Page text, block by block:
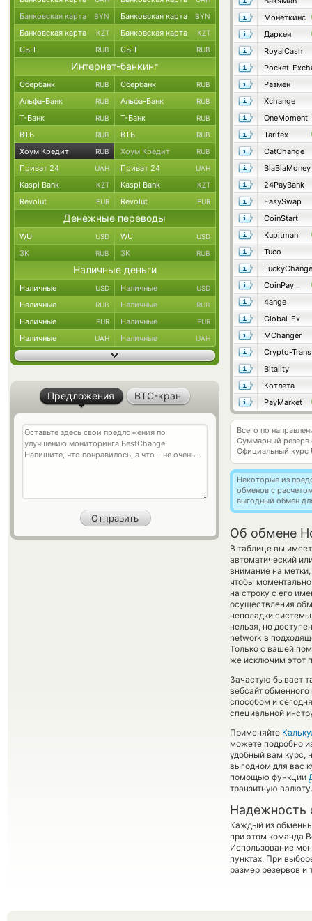
Монеткинс
Даркен
RoyalCash
Pocket-
Размен
Xchange
OneMoment
Tarifex
CatChange
BlaBlaMoney
24PayBank
EasySwap
CoinStart
Kupitman
Tuco
LuckyChange
CoinPayMaster
4ange
Global-Ex
MChanger
Crypto-Trans
Bitality
Котлета
PayMarket
Всего по
Суммарный резерв
Официальный курс
Некоторые из
обменов с
выгодный обмен
Об обмене
В таблице вы
автоматический
внимание на
чтобы
на строку с его
осуществления
неполадки
нельзя, но
network в
Только с вашей
же исключим этот
Зачастую бывает
вебсайт
способом и
специальной
Применяйте
можете подробно
удобный вам курс,
выгодном для вас
помощью функции
транзитную валюту.
Надежность
Каждый из
при этом команда
Использование
пунктах. При
размер резервов и
Банковская карта BYN Банковская карта BYN
Банковская карта KZT Банковская карта KZT
СБП RUB СБП RUB
Интернет-банкинг
Сбербанк RUB Сбербанк RUB
Альфа-Банк RUB Альфа-Банк RUB
Т-Банк RUB Т-Банк RUB
ВТБ RUB ВТБ RUB
Хоум Кредит RUB Хоум Кредит RUB
Приват 24 UAH Приват 24 UAH
Kaspi Bank KZT Kaspi Bank KZT
Revolut EUR Revolut EUR
Денежные переводы
WU USD WU USD
ЗК RUB ЗК RUB
Наличные деньги
Наличные USD Наличные USD
Наличные RUB Наличные RUB
Наличные EUR Наличные EUR
Наличные UAH Наличные UAH
Предложения BTC-кран